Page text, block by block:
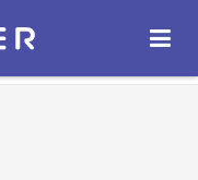
ОТКРЫТЬ